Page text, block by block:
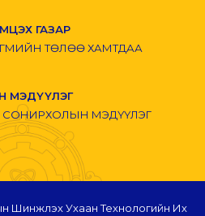
ГАЗАР
ТӨЛӨӨ ХАМТДАА
МЭДҮҮЛЭГ
МЭДҮҮЛЭГ
Шинжлэх Ухаан Технологийн Их